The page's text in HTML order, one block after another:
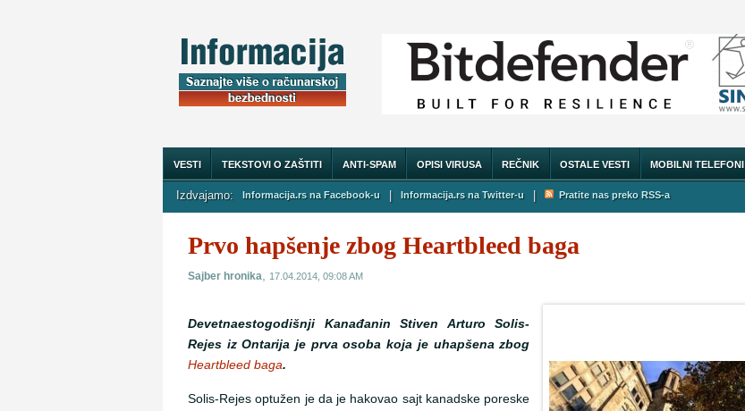
VESTI TEKSTOVI O ZAŠTITI ANTI-SPAM OPISI VIRUSA REČNIK OSTALE VESTI MOBILNI TELEFONI
O NAMA
Izdvajamo: Informacija.rs na Facebook-u | Informacija.rs na Twitter-u | Pratite nas preko RSS-a
Prvo hapšenje zbog Heartbleed baga
Sajber hronika, 17.04.2014, 09:08 AM
Devetnaestogodišnji Kanađanin Stiven Arturo Solis-
Rejes iz Ontarija je prva osoba koja je uhapšena zbog
Heartbleed baga.
Solis-Rejes optužen je da je hakovao sajt kanadske poreske